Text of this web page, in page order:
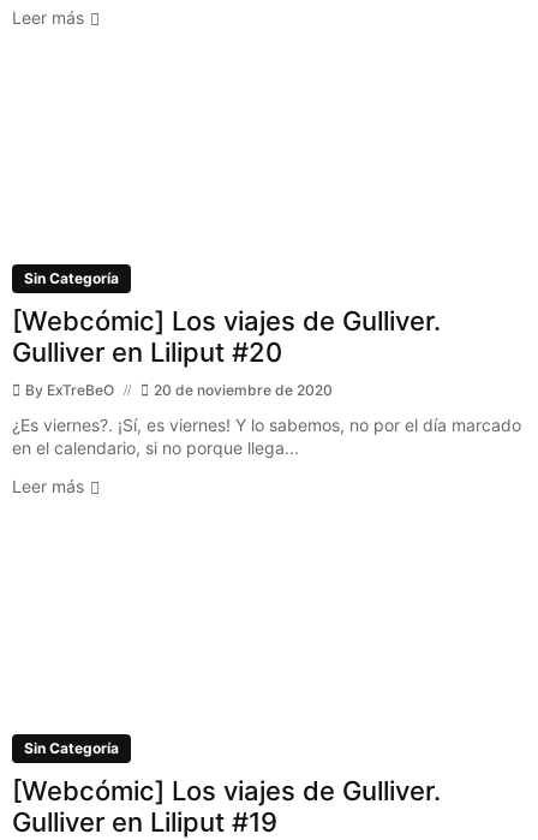
Leer más
Sin Categoría
[Webcómic] Los viajes de Gulliver.
Gulliver en Liliput #20
By ExTreBeO 20 de noviembre de 2020
¿Es viernes?. ¡Sí, es viernes! Y lo sabemos, no por el día marcado
en el calendario, si no porque llega...
Leer más
Sin Categoría
[Webcómic] Los viajes de Gulliver.
Gulliver en Liliput #19